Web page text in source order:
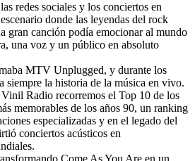
redes sociales y los conciertos en
donde las leyendas del rock
gran canción podía emocionar al mundo
una voz y un público en absoluto
MTV Unplugged, y durante los
siempre la historia de la música en vivo.
Radio recorremos el Top 10 de los
memorables de los años 90, un ranking
especializadas y en el legado del
conciertos acústicos en